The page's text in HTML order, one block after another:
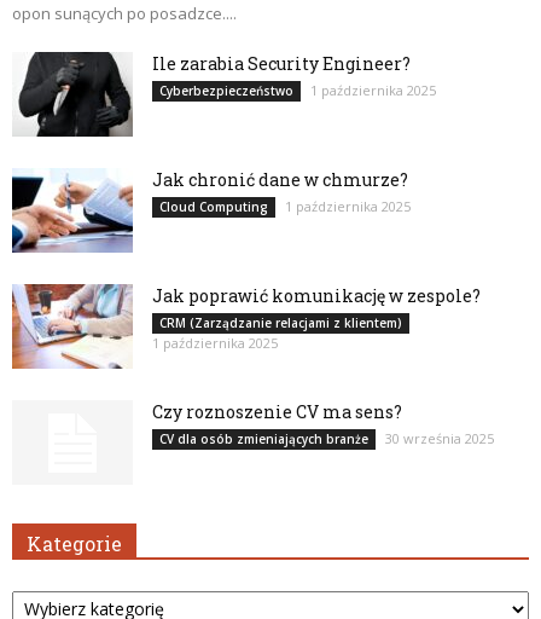
opon sunących po posadzce....
Ile zarabia Security Engineer?
Cyberbezpieczeństwo 1 października 2025
Jak chronić dane w chmurze?
Cloud Computing 1 października 2025
Jak poprawić komunikację w zespole?
CRM (Zarządzanie relacjami z klientem)
1 października 2025
Czy roznoszenie CV ma sens?
CV dla osób zmieniających branże 30 września 2025
Kategorie
Kategorie